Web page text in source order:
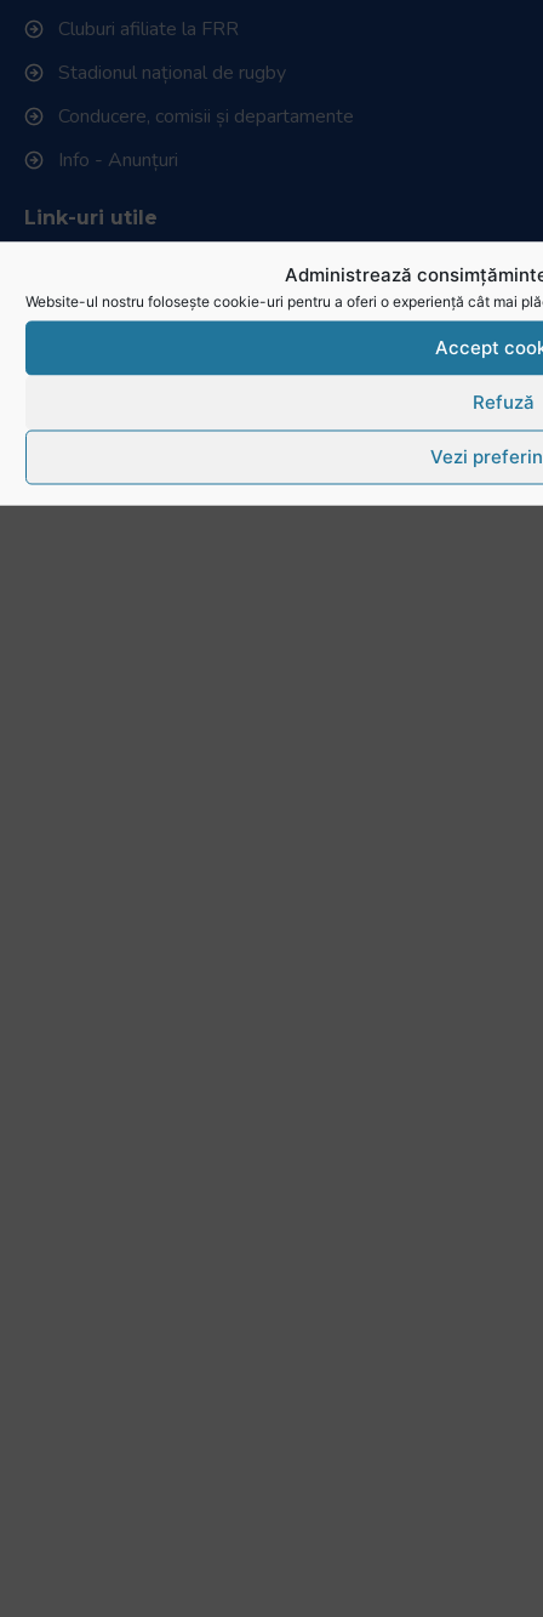
Administrează
Website-ul nostru folosește cookie-uri pentru a oferi o experiență cât mai
Accept
Refuză
Vezi
Cluburi afiliate la FRR
Stadionul național de rugby
Conducere, comisii și departamente
Info - Anunțuri
Link-uri utile
Politica de utilizare cookies